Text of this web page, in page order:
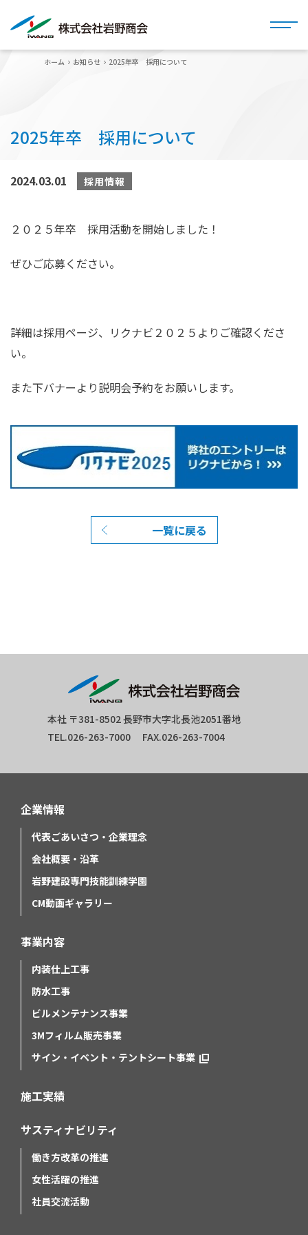
ホーム お知らせ 2025年卒 採用について
2025年卒 採用について
2024.03.01 採用情報
２０２５年卒 採用活動を開始しました！
ぜひご応募ください。
詳細は採用ページ、リクナビ２０２５よりご確認くださ
い。
また下バナーより説明会予約をお願いします。
一覧に戻る
本社 〒381-8502 長野市大字北長池2051番地
TEL.026-263-7000 FAX.026-263-7004
企業情報
代表ごあいさつ・企業理念
会社概要・沿革
岩野建設専門技能訓練学園
CM動画ギャラリー
事業内容
内装仕上工事
防水工事
ビルメンテナンス事業
3Mフィルム販売事業
サイン・イベント・テントシート事業
施工実績
サスティナビリティ
働き方改革の推進
女性活躍の推進
社員交流活動